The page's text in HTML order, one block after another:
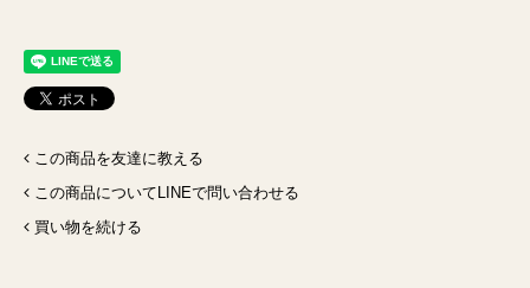
この商品を友達に教える
この商品についてLINEで問い合わせる
買い物を続ける